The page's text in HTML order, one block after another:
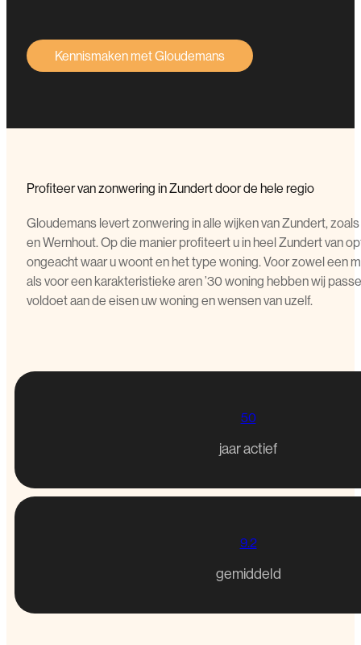
Kennismaken met Gloudemans
Profiteer van zonwering in Zundert door de hele regio
Gloudemans levert zonwering in alle wijken van Zundert,
en Wernhout. Op die manier profiteert u in heel Zundert van
ongeacht waar u woont en het type woning. Voor zowel een
als voor een karakteristieke aren ’30 woning hebben wij
voldoet aan de eisen uw woning en wensen van uzelf.
50
jaar actief
9.2
gemiddeld